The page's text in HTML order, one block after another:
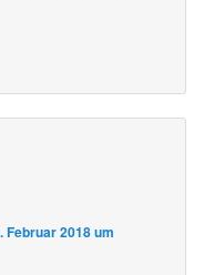
Februar 2018 um